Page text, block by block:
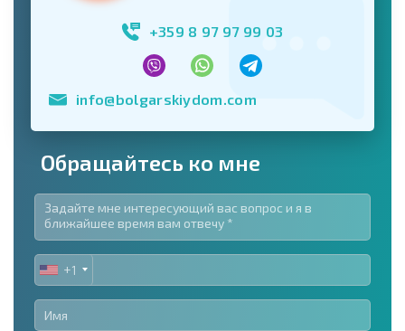
+359 8 97 97 99 03
info@bolgarskiydom.com
Обращайтесь ко мне
UNITED
STATES
+1
+1